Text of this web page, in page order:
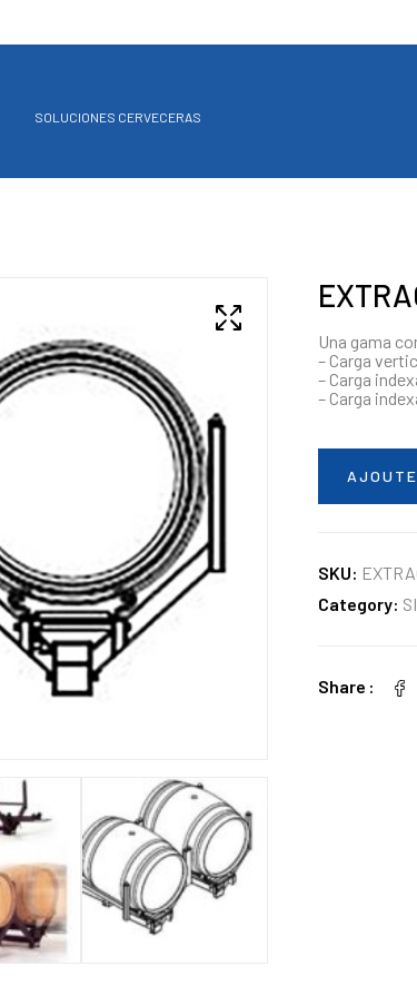
SOLUCIONES CERVECERAS
Una gama
– Carga
– Carga
– Carga
SKU:
Category:
Share